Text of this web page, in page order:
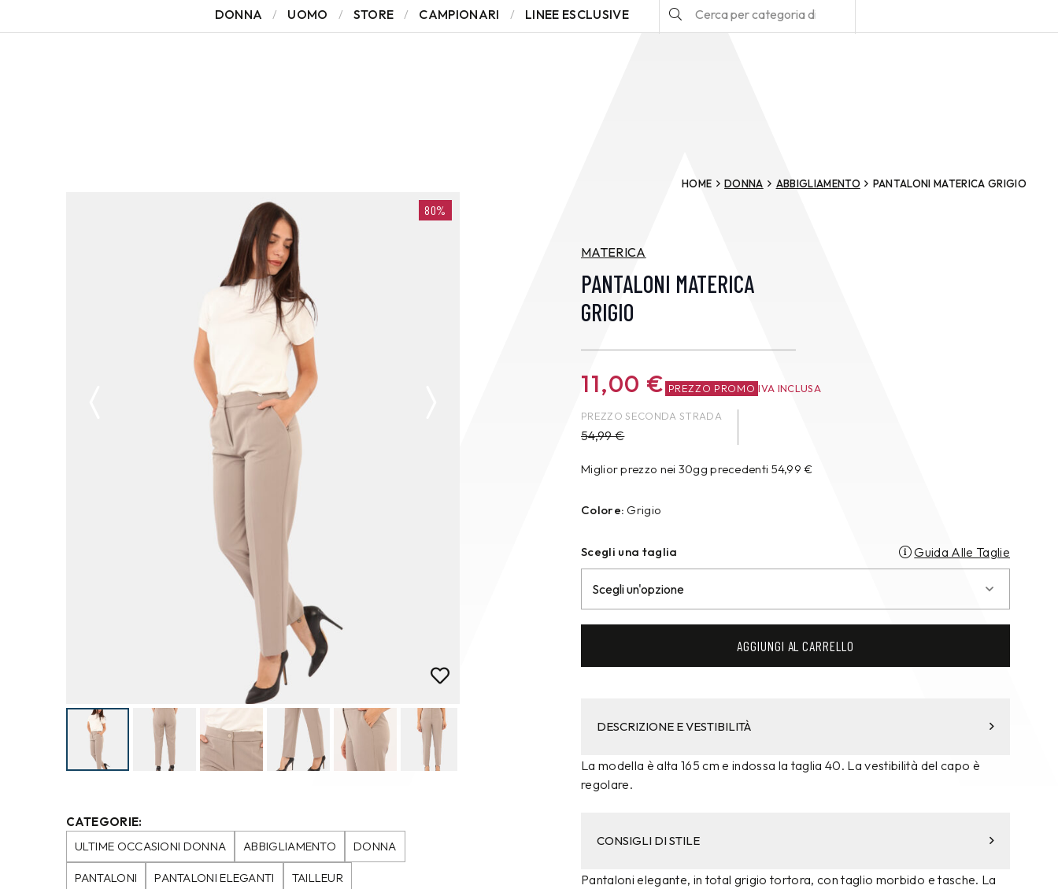
DONNA UOMO STORE CAMPIONARI LINEE ESCLUSIVE
HOME DONNA ABBIGLIAMENTO PANTALONI MATERICA GRIGIO
80%
CATEGORIE:
ULTIME OCCASIONI DONNA
ABBIGLIAMENTO DONNA
PANTALONI PANTALONI ELEGANTI TAILLEUR
MATERICA
PANTALONI MATERICA
GRIGIO
11,00 € PREZZO PROMO IVA INCLUSA
PREZZO SECONDA STRADA
54,99€
Miglior prezzo nei 30gg precedenti 54,99€
Colore: Grigio
Scegli una taglia Guida Alle Taglie
AGGIUNGI AL CARRELLO
DESCRIZIONE E VESTIBILITÀ
La modella è alta 165 cm e indossa la taglia 40. La vestibilità del capo è
regolare.
CONSIGLI DI STILE
Pantaloni elegante, in total grigio tortora, con taglio morbido e tasche. La